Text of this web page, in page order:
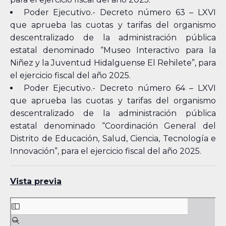
Poder Ejecutivo.- Decreto número 63 – LXVI
que aprueba las cuotas y tarifas del organismo
descentralizado de la administración pública
estatal denominado “Museo Interactivo para la
Niñez y la Juventud Hidalguense El Rehilete”, para
el ejercicio fiscal del año 2025.
Poder Ejecutivo.- Decreto número 64 – LXVI
que aprueba las cuotas y tarifas del organismo
descentralizado de la administración pública
estatal denominado “Coordinación General del
Distrito de Educación, Salud, Ciencia, Tecnología e
Innovación”, para el ejercicio fiscal del año 2025.
Vista previa
Skip
to